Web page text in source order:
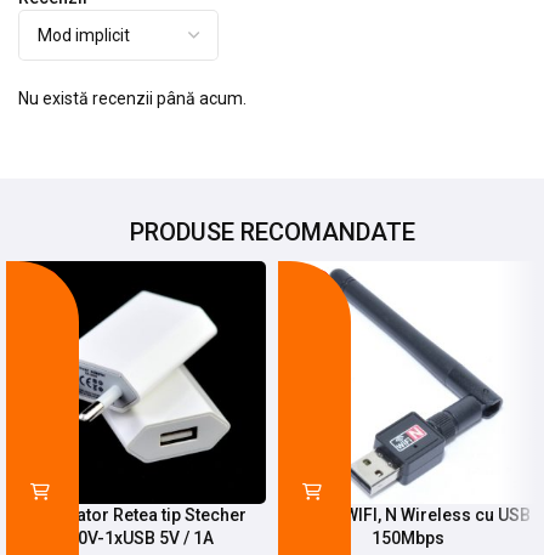
Nu există recenzii până acum.
PRODUSE RECOMANDATE
Incarcator Retea tip Stecher
220V-1xUSB 5V / 1A
Antena WIFI, N Wireless cu USB
150Mbps